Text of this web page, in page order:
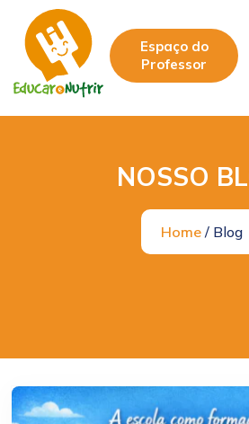
Espaço do
Professor
NOSSO
Home / Blog